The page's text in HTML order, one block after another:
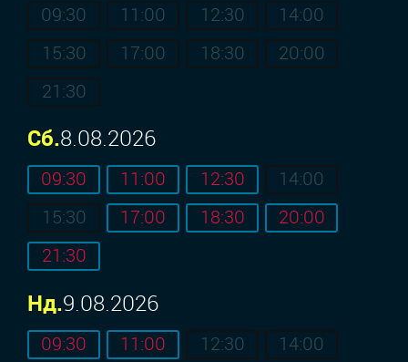
09:30 11:00 12:30
14:00
15:30
17:00 18:30
20:00
21:30
Сб.8.08.2026
09:30 11:00 12:30
14:00
15:30
17:00 18:30
20:00
21:30
Нд.9.08.2026
09:30 11:00 12:30
14:00